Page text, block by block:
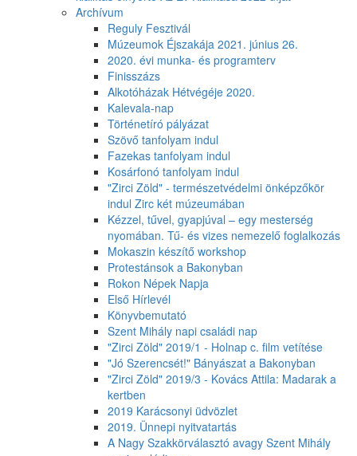
Archívum
Reguly Fesztivál
Múzeumok Éjszakája 2021. június 26.
2020. évi munka- és programterv
Finisszázs
Alkotóházak Hétvégéje 2020.
Kalevala-nap
Történetíró pályázat
Szövő tanfolyam indul
Fazekas tanfolyam indul
Kosárfonó tanfolyam indul
"Zirci Zöld" - természetvédelmi önképzőkör
indul Zirc két múzeumában
Kézzel, tűvel, gyapjúval – egy mesterség
nyomában. Tű- és vizes nemezelő foglalkozás
Mokaszin készítő workshop
Protestánsok a Bakonyban
Rokon Népek Napja
Első Hírlevél
Könyvbemutató
Szent Mihály napi családi nap
"Zirci Zöld" 2019/1 - Holnap c. film vetítése
"Jó Szerencsét!" Bányászat a Bakonyban
"Zirci Zöld" 2019/3 - Kovács Attila: Madarak a
kertben
2019 Karácsonyi üdvözlet
2019. Ünnepi nyitvatartás
A Nagy Szakkörválasztó avagy Szent Mihály